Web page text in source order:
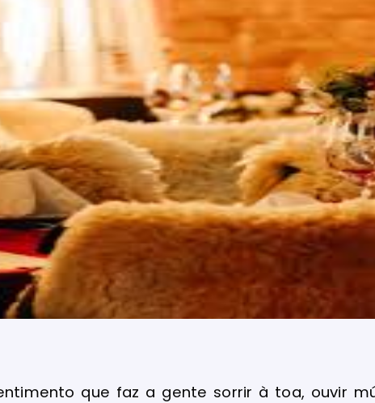
que faz a gente sorrir à toa, ouvir